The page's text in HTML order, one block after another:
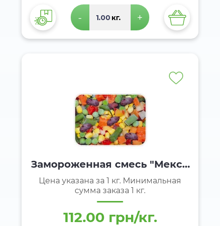
- кг. +
Замороженная смесь "Мекси
канская"
Цена указана за 1 кг. Минимальная
сумма заказа 1 кг.
112.00 грн/кг.